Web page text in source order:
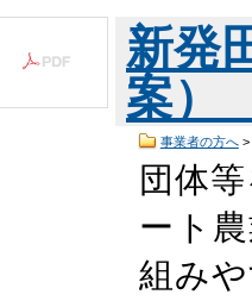
新発
案）
事業者の方へ>
団体
ート
組み